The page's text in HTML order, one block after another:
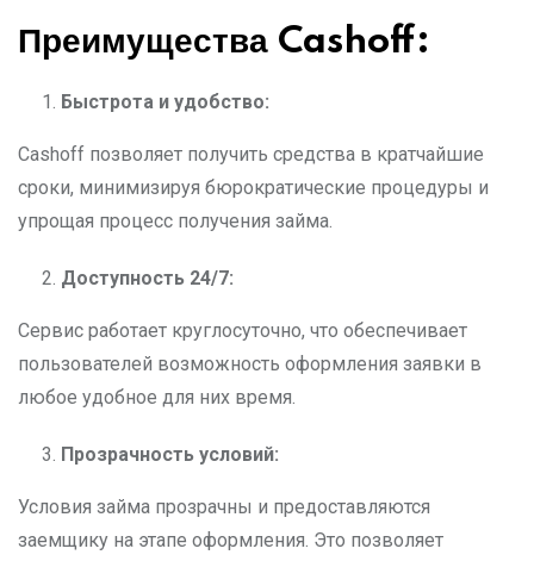
Преимущества Cashoff:
Быстрота и удобство:
Cashoff позволяет получить средства в кратчайшие
сроки, минимизируя бюрократические процедуры и
упрощая процесс получения займа.
Доступность 24/7:
Сервис работает круглосуточно, что обеспечивает
пользователей возможность оформления заявки в
любое удобное для них время.
Прозрачность условий:
Условия займа прозрачны и предоставляются
заемщику на этапе оформления. Это позволяет